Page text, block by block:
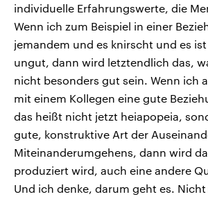
individuelle Erfahrungswerte, die
Wenn ich zum Beispiel in einer
jemandem und es knirscht und es
ungut, dann wird letztendlich das,
nicht besonders gut sein. Wenn ich
mit einem Kollegen eine gute
das heißt nicht jetzt heiapopeia,
gute, konstruktive Art der
Miteinanderumgehens, dann wird
produziert wird, auch eine andere
Und ich denke, darum geht es.